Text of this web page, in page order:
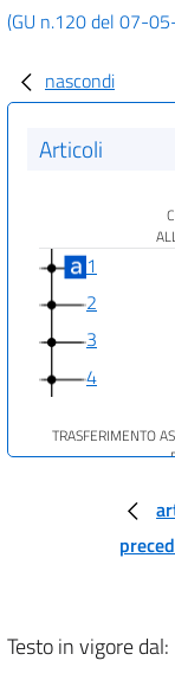
(GU n.120 del 07-
nascondi
Articoli
1
2
3
4
TRASFERIMENTO
8
Testo in vigore dal: